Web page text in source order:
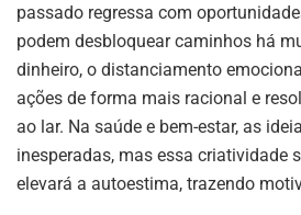
passado regressa com
podem desbloquear caminhos há
dinheiro, o distanciamento
ações de forma mais racional e
ao lar. Na saúde e bem-estar, as
inesperadas, mas essa criatividade
elevará a autoestima, trazendo